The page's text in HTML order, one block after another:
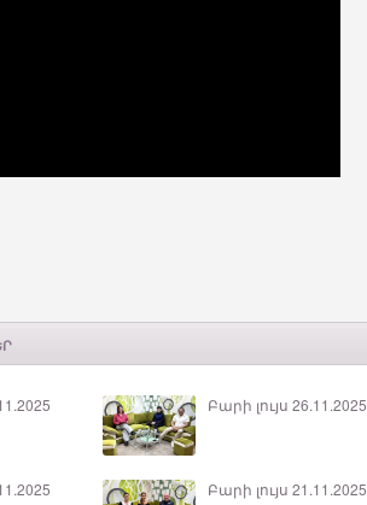
Բարի լույս 26.11.2025
Բարի լույս 21.11.2025